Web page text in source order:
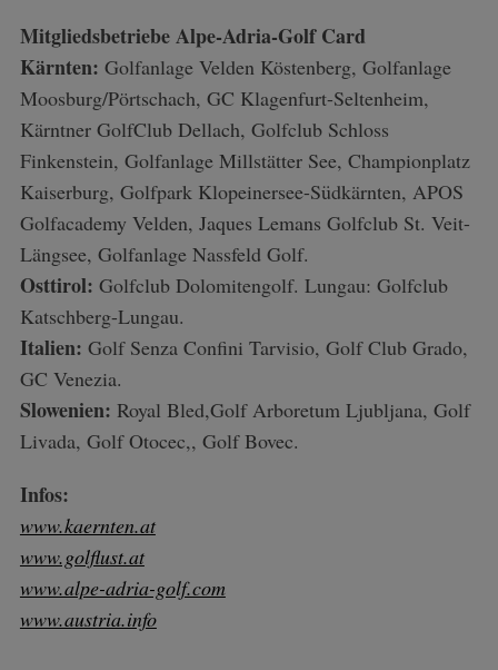
Mitgliedsbetriebe Alpe-Adria-Golf Card
Kärnten: Golfanlage Velden Köstenberg, Golfanlage
Moosburg/Pörtschach, GC Klagenfurt-Seltenheim,
Kärntner GolfClub Dellach, Golfclub Schloss
Finkenstein, Golfanlage Millstätter See, Championplatz
Kaiserburg, Golfpark Klopeinersee-Südkärnten, APOS
Golfacademy Velden, Jaques Lemans Golfclub St. Veit-
Längsee, Golfanlage Nassfeld Golf.
Osttirol: Golfclub Dolomitengolf. Lungau: Golfclub
Katschberg-Lungau.
Italien: Golf Senza Confini Tarvisio, Golf Club Grado,
GC Venezia.
Slowenien: Royal Bled,Golf Arboretum Ljubljana, Golf
Livada, Golf Otocec,, Golf Bovec.
Infos:
www.kaernten.at
www.golflust.at
www.alpe-adria-golf.com
www.austria.info